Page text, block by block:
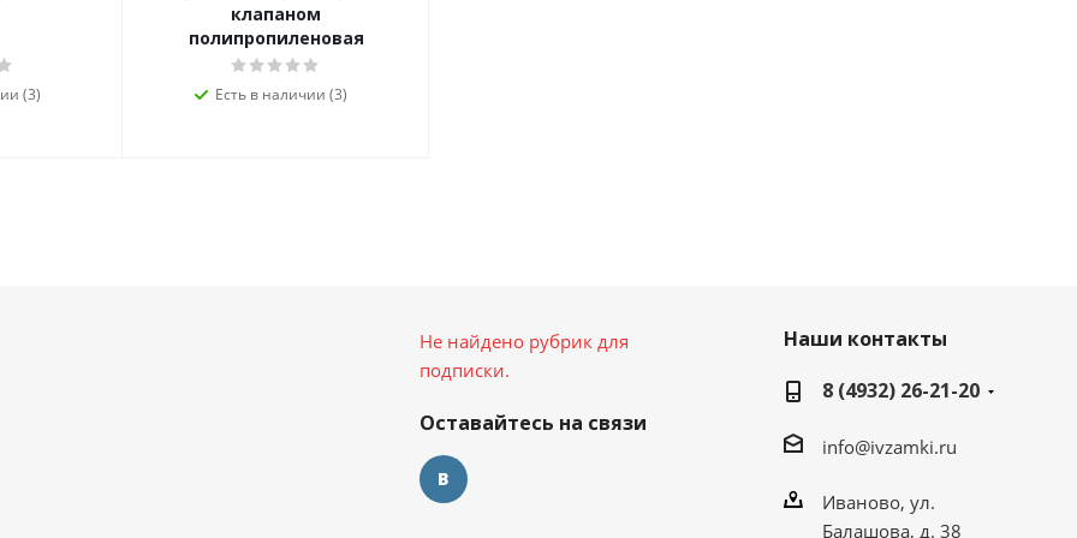
(3)
клапаном
полипропиленовая
Есть в наличии (3)
Не найдено рубрик для
подписки.
Оставайтесь на связи
Наши контакты
8 (4932) 26-21-20
info@ivzamki.ru
Иваново, ул.
Балашова, д. 38